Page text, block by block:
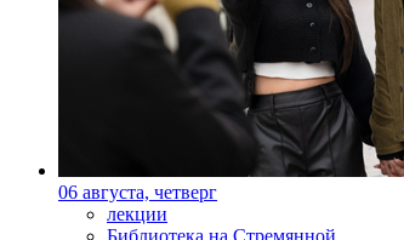
06 августа, четверг
лекции